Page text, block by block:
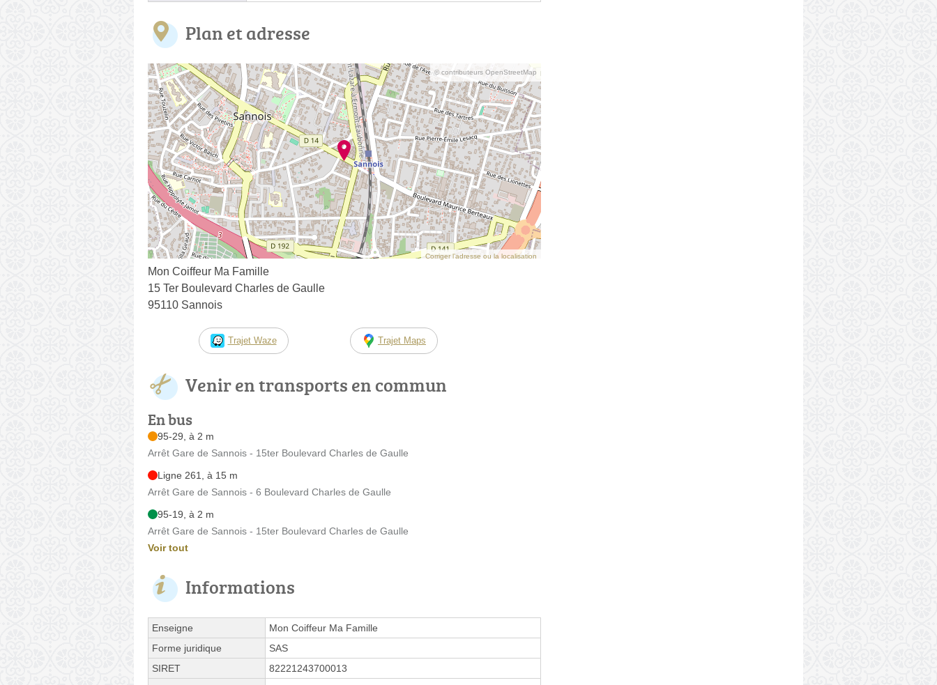
Plan et adresse
© contributeurs OpenStreetMap
Corriger l’adresse ou la localisation
Mon Coiffeur Ma Famille
15 Ter Boulevard Charles de Gaulle
95110 Sannois
Trajet Waze Trajet Maps
Venir en transports en commun
En bus
95-29, à 2 m
Arrêt Gare de Sannois - 15ter Boulevard Charles de Gaulle
Ligne 261, à 15 m
Arrêt Gare de Sannois - 6 Boulevard Charles de Gaulle
95-19, à 2 m
Arrêt Gare de Sannois - 15ter Boulevard Charles de Gaulle
Voir tout
Informations
Enseigne
Mon Coiffeur Ma Famille
Forme juridique
SAS
SIRET
82221243700013